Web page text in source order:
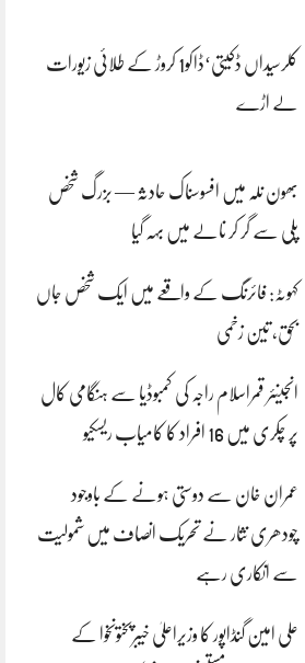
کلرسیداں ڈکیتی‘ڈاکو1 کروڑ کے طلائی زیورات
لے اڑے
بھون نلہ میں افسوسناک حادثہ — بزرگ شخص
پلی سے گر کر نالے میں بہہ گیا
کہوٹہ: فائرنگ کے واقعے میں ایک شخص جاں
بحق، تین زخمی
انجینئر قمراسلام راجہ کی کمبوڈیا سے ہنگامی کال
پر چکری میں 16 افراد کا کامیاب ریسکیو
عمران خان سے دوستی ہونے کے باوجود
چودھری نثار نے تحریک انصاف میں شمولیت
سے انکاری رہے
علی امین گنڈاپور کا وزیراعلیٰ خیبرپختونخوا کے